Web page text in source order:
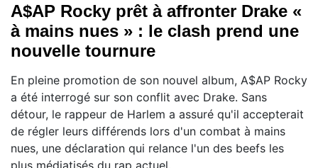
A$AP Rocky prêt à affronter Drake «
à mains nues » : le clash prend une
nouvelle tournure
En pleine promotion de son nouvel album, A$AP Rocky
a été interrogé sur son conflit avec Drake. Sans
détour, le rappeur de Harlem a assuré qu'il accepterait
de régler leurs différends lors d'un combat à mains
nues, une déclaration qui relance l'un des beefs les
plus médiatisés du rap actuel.